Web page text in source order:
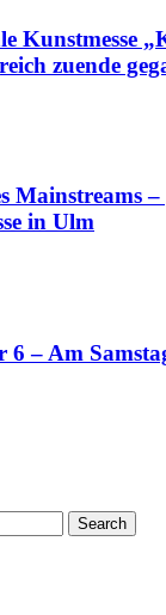
Kunstmesse
zuende
Mainstreams
in Ulm
6 – Am